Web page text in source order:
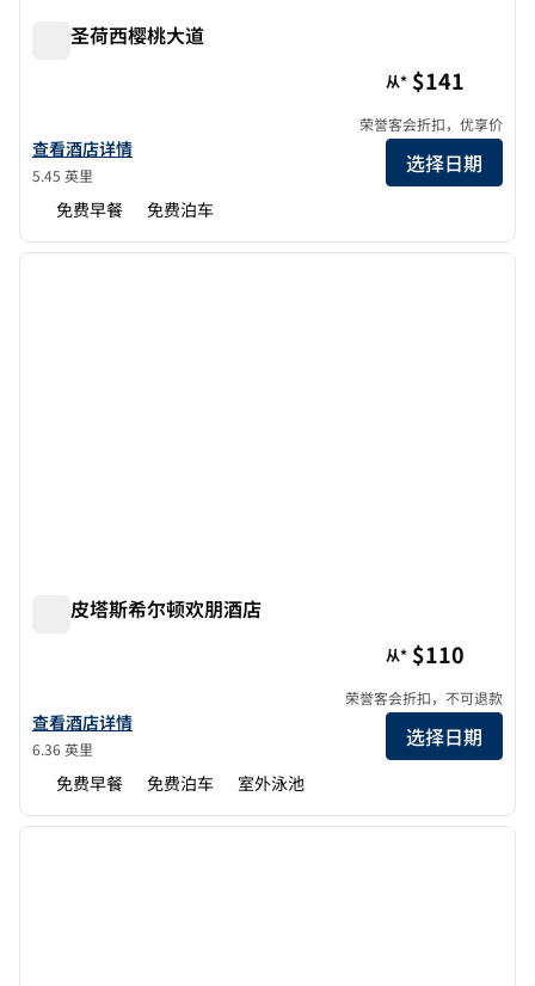
欢朋圣荷西樱桃大道
查看欢朋San Jose Cherry Ave酒店详情
查看酒店详情
5.45 英里
从* $141
荣誉客会折扣，优享价
选择日期
免费早餐 免费泊车
1/12
1/12
下一
米尔皮塔斯希尔顿欢朋酒店
查看欢朋酒店米尔皮塔斯的酒店详情
查看酒店详情
6.36 英里
从* $110
荣誉客会折扣，不可退款
选择日期
免费早餐 免费泊车 室外泳池
1/12
1/12
下一